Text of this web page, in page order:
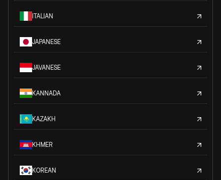
ITALIAN
JAPANESE
JAVANESE
KANNADA
KAZAKH
KHMER
KOREAN